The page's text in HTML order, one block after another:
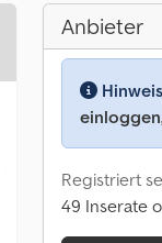
Anbieter
Registriert
49 Inserate